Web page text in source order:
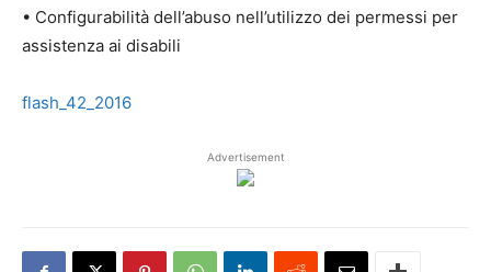
• Configurabilità dell’abuso nell’utilizzo dei permessi per
assistenza ai disabili
flash_42_2016
Advertisement